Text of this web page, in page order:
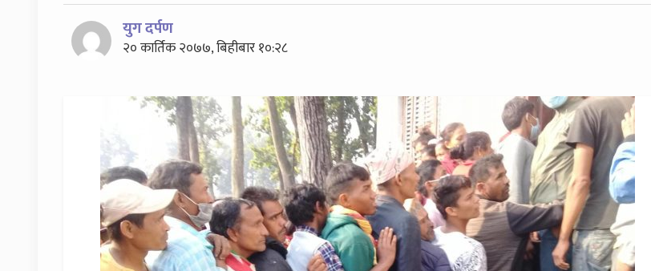
युग दर्पण
२० कार्तिक २०७७, बिहीबार १०:२८